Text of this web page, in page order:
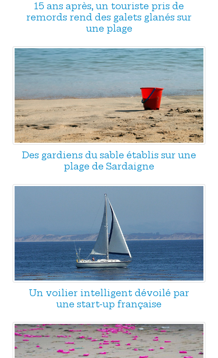
15 ans après, un touriste pris de
remords rend des galets glanés sur
une plage
Des gardiens du sable établis sur une
plage de Sardaigne
Un voilier intelligent dévoilé par
une start-up française